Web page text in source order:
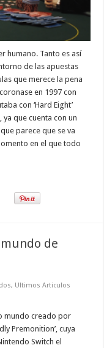
humano. Tanto es así
de las apuestas
que merece la pena
en 1997 con
con ‘Hard Eight’
ya que cuenta con un
parece que se va
en el que todo
de
, Ultimos Articulos
mundo creado por
Premonition’, cuya
Switch el